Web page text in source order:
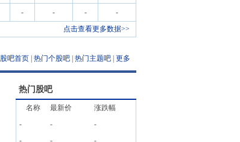
- - -
-
点击查看更多数据>>
股吧首页 热门个股吧 热门主题吧 更多
热门股吧
名称 最新价
涨跌幅
-
-
-
-
-
-